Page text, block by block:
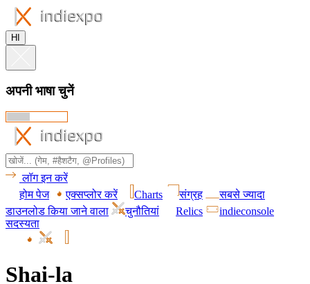
HI
अपनी भाषा चुनें
लॉग इन करें
होम पेज
एक्सप्लोर करें Charts संग्रह
सबसे ज्यादा
डाउनलोड किया जाने वाला
चुनौतियां Relics
indieconsole
सदस्यता
Shai-la